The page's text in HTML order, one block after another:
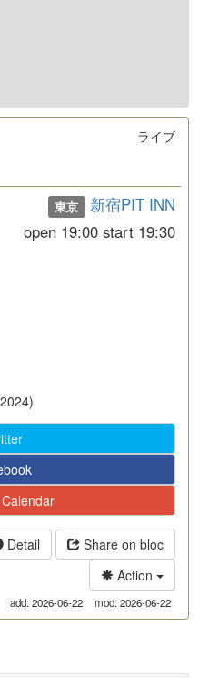
ライブ
東京
新宿PIT INN
open 19:00 start 19:30
Detail
Share on bloc
Action
add: 2026-06-22 mod: 2026-06-22